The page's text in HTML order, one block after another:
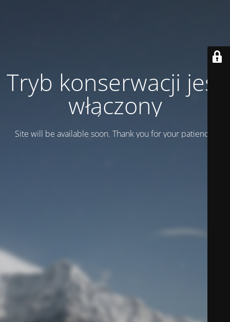
Tryb konserwacji jest
włączony
Site will be available soon. Thank you for your patience!